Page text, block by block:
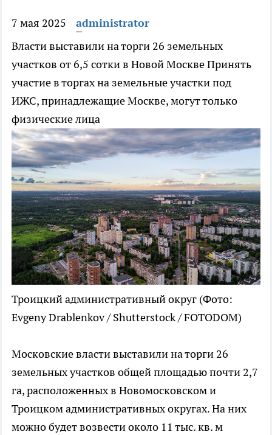
7 мая 2025
administrator
Власти выставили на торги 26 земельных
участков от 6,5 сотки в Новой МосквеПринять
участие в торгах на земельные участки под
ИЖС, принадлежащие Москве, могут только
физические лица
Троицкий административный округ (Фото:
Evgeny Drablenkov / Shutterstock / FOTODOM)
Московские власти выставили на торги 26
земельных участков общей площадью почти 2,7
га, расположенных в Новомосковском и
Троицком административных округах. На них
можно будет возвести около 11 тыс. кв. м